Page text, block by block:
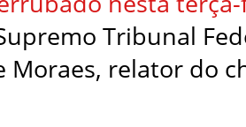
Tribunal
Moraes, relator do